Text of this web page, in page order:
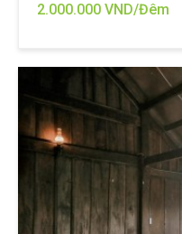
2.000.000 VND/Đêm